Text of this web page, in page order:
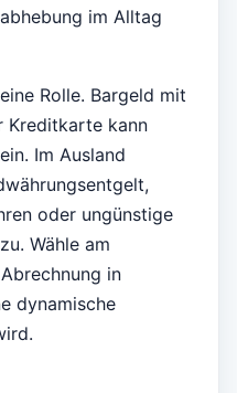
im Alltag
Rolle. Bargeld mit
Kreditkarte kann
Im Ausland
oder ungünstige
Wähle am
in
dynamische